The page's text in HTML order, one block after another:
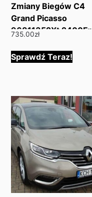
Zmiany Biegów C4
Grand Picasso
96811352Xt 2400Fp
735.00zł
Sprawdź Teraz!